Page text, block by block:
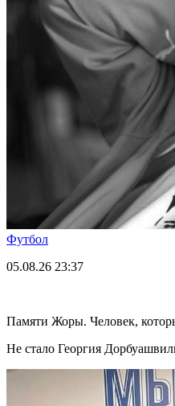
Футбол
05.08.26 23:37
Памяти Жоры. Человек,
Не стало Георгия